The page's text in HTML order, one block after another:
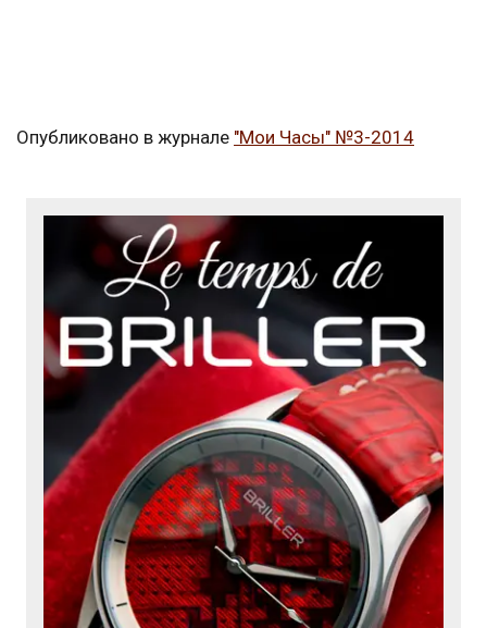
Опубликовано в журнале "Мои Часы" №3-2014